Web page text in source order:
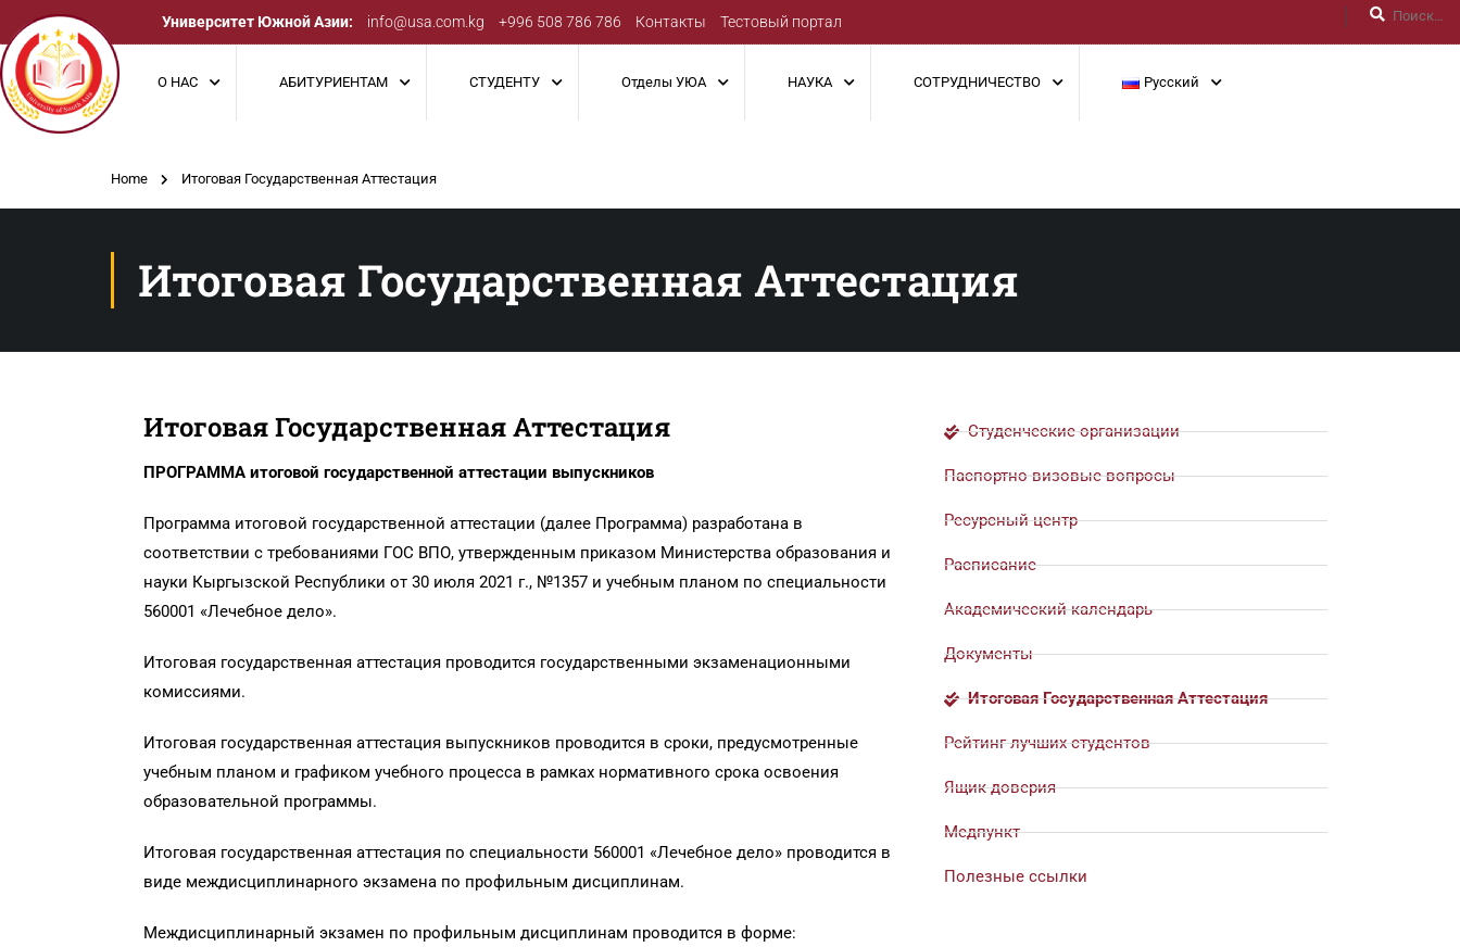
Университет Южной Азии: info@usa.com.kg +996 508 786 786 Контакты Тестовый портал
О НАС АБИТУРИЕНТАМ СТУДЕНТУ Отделы УЮА НАУКА СОТРУДНИЧЕСТВО Русский
Home Итоговая Государственная Аттестация
Итоговая Государственная Аттестация
Итоговая Государственная Аттестация
ПРОГРАММА итоговой государственной аттестации выпускников
Программа итоговой государственной аттестации (далее Программа) разработана в
соответствии с требованиями ГОС ВПО, утвержденным приказом Министерства образования и
науки Кыргызской Республики от 30 июля 2021 г., №1357 и учебным планом по специальности
560001 «Лечебное дело».
Итоговая государственная аттестация проводится государственными экзаменационными
комиссиями.
Итоговая государственная аттестация выпускников проводится в сроки, предусмотренные
учебным планом и графиком учебного процесса в рамках нормативного срока освоения
образовательной программы.
Итоговая государственная аттестация по специальности 560001 «Лечебное дело» проводится в
виде междисциплинарного экзамена по профильным дисциплинам.
Междисциплинарный экзамен по профильным дисциплинам проводится в форме:
Студенческие организации
Паспортно-визовые вопросы
Ресурсный центр
Расписание
Академический календарь
Документы
Итоговая Государственная Аттестация
Рейтинг лучших студентов
Ящик доверия
Медпункт
Полезные ссылки